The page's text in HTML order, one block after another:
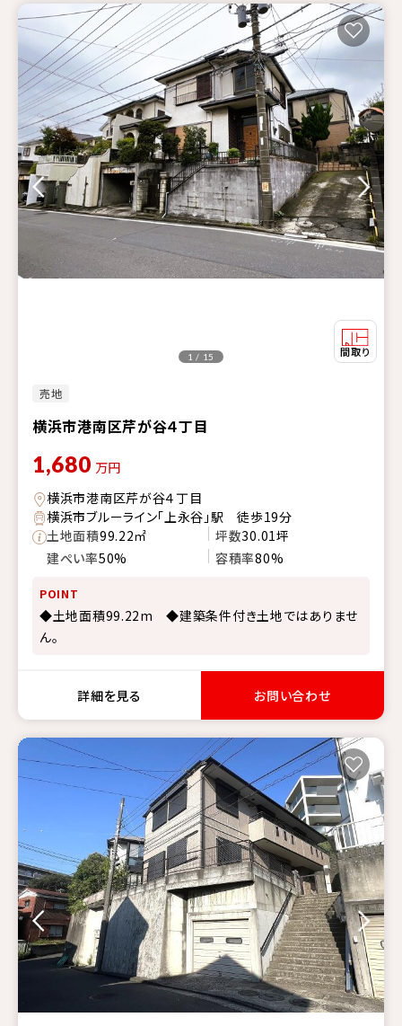
売地
横浜市港南区芹が谷４丁目
1 / 15
1,680 万円
横浜市港南区芹が谷４丁目
横浜市ブルーライン「上永谷」駅 徒歩19分
土地面積99.22㎡ 坪数30.01坪
建ぺい率50% 容積率80%
POINT
◆土地面積99.22m ◆建築条件付き土地ではありませ
ん。
詳細を見る お問い合わせ